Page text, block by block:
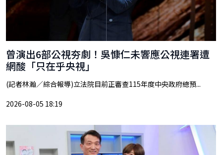
曾演出6部公視夯劇！吳慷仁未響應公視連署遭
網酸「只在乎央視」
(記者林瀚／綜合報導)立法院目前正審查115年度中央政府總預...
2026-08-05 18:19